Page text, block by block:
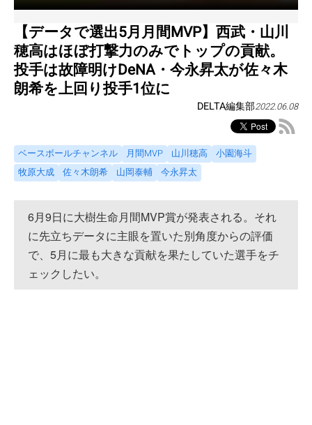
【データで選出5月月間MVP】西武・山川
穂高はほぼ打撃力のみでトップの貢献。
投手は故障明けDeNA・今永昇太が佐々木
朗希を上回り投手1位に
DELTA編集部2022.06.08
ベースボールチャンネル 月間MVP 山川穂高
小園海斗
牧原大成
佐々木朗希 山岡泰輔 今永昇太
6月9日に大樹生命月間MVP賞が発表される。それ
に先立ちデータに主眼を置いた別角度からの評価
で、5月に最も大きな貢献を果たしていた選手をチ
ェックしたい。